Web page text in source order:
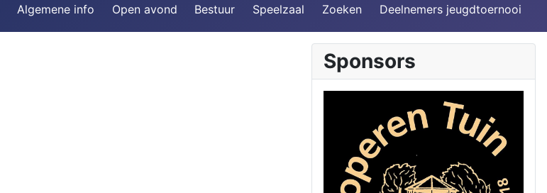
Algemene info Open avond Bestuur Speelzaal Zoeken Deelnemers jeugdtoernooi
Sponsors